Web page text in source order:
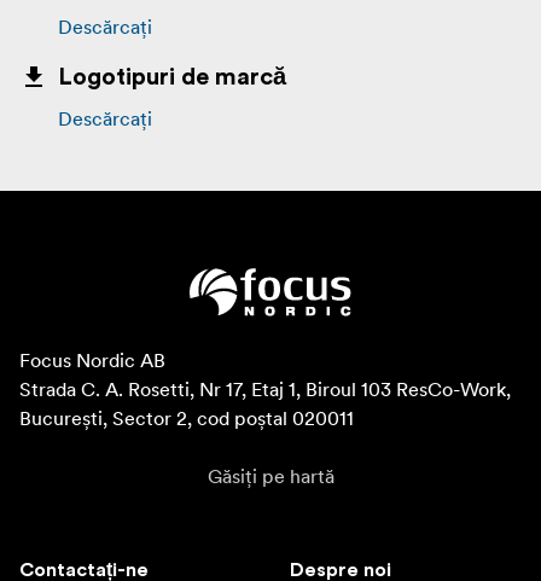
Descărcați
Logotipuri de marcă
Descărcați
Focus Nordic AB
Strada C. A. Rosetti, Nr 17, Etaj 1, Biroul 103 ResCo-Work,
București, Sector 2, cod poștal 020011
Găsiți pe hartă
Contactați-ne Despre noi